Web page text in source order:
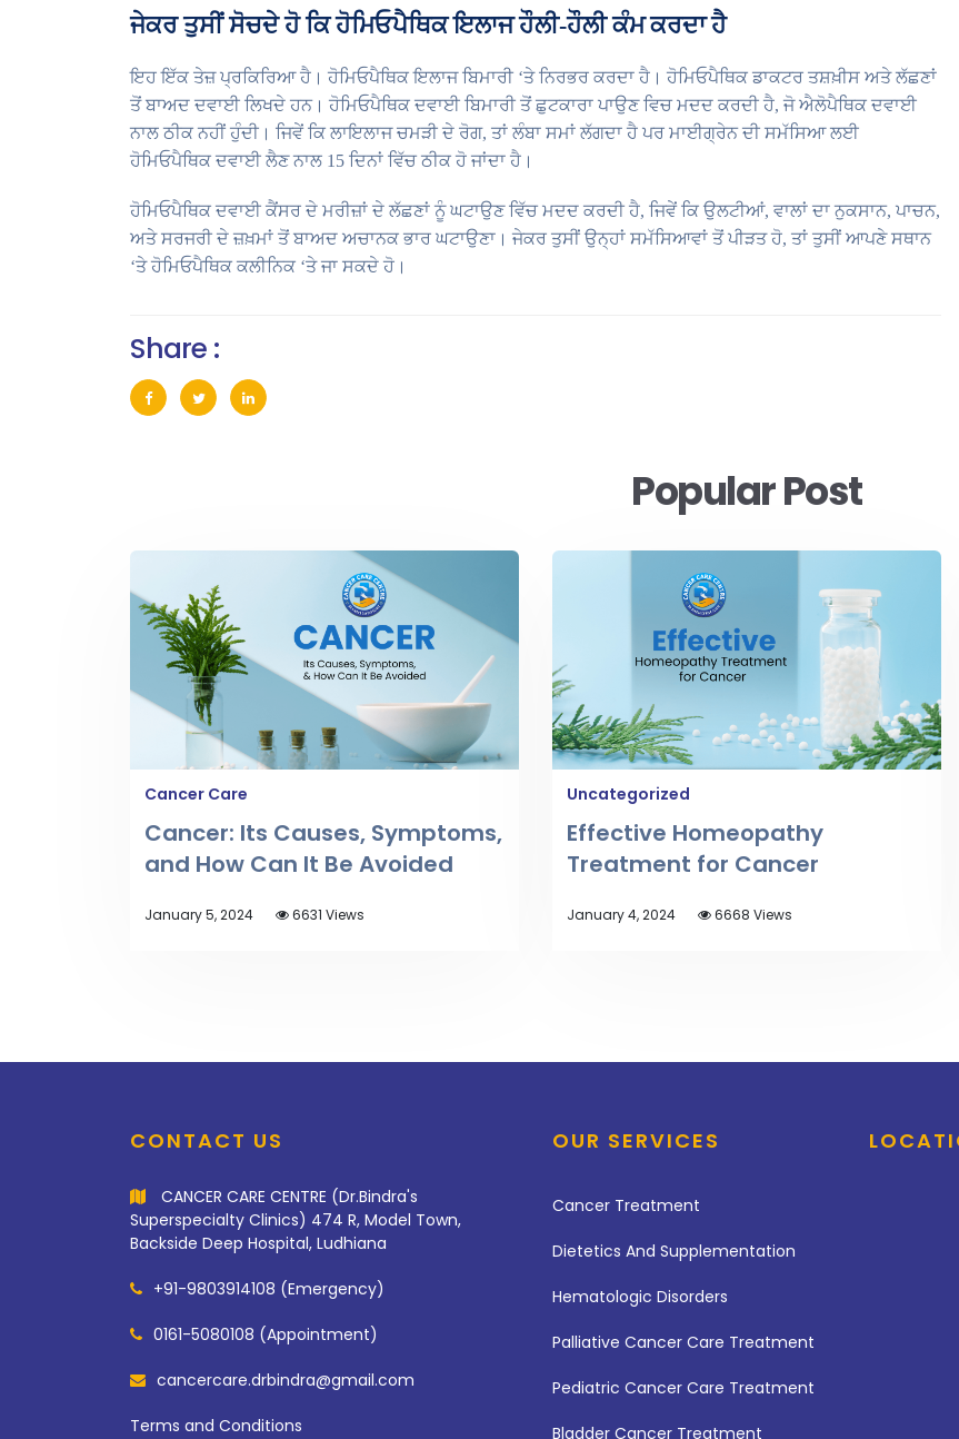
ਜੇਕਰ ਤੁਸੀਂ ਸੋਚਦੇ ਹੋ ਕਿ ਹੋਮਿਓਪੈਥਿਕ ਇਲਾਜ ਹੌਲੀ-ਹੌਲੀ ਕੰਮ ਕਰਦਾ ਹੈ
ਇਹ ਇੱਕ ਤੇਜ਼ ਪ੍ਰਕਿਰਿਆ ਹੈ। ਹੋਮਿਓਪੈਥਿਕ ਇਲਾਜ ਬਿਮਾਰੀ ‘ਤੇ ਨਿਰਭਰ ਕਰਦਾ ਹੈ। ਹੋਮਿਓਪੈਥਿਕ ਡਾਕਟਰ ਤਸ਼ਖ਼ੀਸ ਅਤੇ ਲੱਛਣਾਂ
ਤੋਂ ਬਾਅਦ ਦਵਾਈ ਲਿਖਦੇ ਹਨ। ਹੋਮਿਓਪੈਥਿਕ ਦਵਾਈ ਬਿਮਾਰੀ ਤੋਂ ਛੁਟਕਾਰਾ ਪਾਉਣ ਵਿਚ ਮਦਦ ਕਰਦੀ ਹੈ, ਜੋ ਐਲੋਪੈਥਿਕ ਦਵਾਈ
ਨਾਲ ਠੀਕ ਨਹੀਂ ਹੁੰਦੀ। ਜਿਵੇਂ ਕਿ ਲਾਇਲਾਜ ਚਮੜੀ ਦੇ ਰੋਗ, ਤਾਂ ਲੰਬਾ ਸਮਾਂ ਲੱਗਦਾ ਹੈ ਪਰ ਮਾਈਗ੍ਰੇਨ ਦੀ ਸਮੱਸਿਆ ਲਈ
ਹੋਮਿਓਪੈਥਿਕ ਦਵਾਈ ਲੈਣ ਨਾਲ 15 ਦਿਨਾਂ ਵਿੱਚ ਠੀਕ ਹੋ ਜਾਂਦਾ ਹੈ।
ਹੋਮਿਓਪੈਥਿਕ ਦਵਾਈ ਕੈਂਸਰ ਦੇ ਮਰੀਜ਼ਾਂ ਦੇ ਲੱਛਣਾਂ ਨੂੰ ਘਟਾਉਣ ਵਿੱਚ ਮਦਦ ਕਰਦੀ ਹੈ, ਜਿਵੇਂ ਕਿ ਉਲਟੀਆਂ, ਵਾਲਾਂ ਦਾ ਨੁਕਸਾਨ, ਪਾਚਨ,
ਅਤੇ ਸਰਜਰੀ ਦੇ ਜ਼ਖ਼ਮਾਂ ਤੋਂ ਬਾਅਦ ਅਚਾਨਕ ਭਾਰ ਘਟਾਉਣਾ। ਜੇਕਰ ਤੁਸੀਂ ਉਨ੍ਹਾਂ ਸਮੱਸਿਆਵਾਂ ਤੋਂ ਪੀੜਤ ਹੋ, ਤਾਂ ਤੁਸੀਂ ਆਪਣੇ ਸਥਾਨ
‘ਤੇ ਹੋਮਿਓਪੈਥਿਕ ਕਲੀਨਿਕ ‘ਤੇ ਜਾ ਸਕਦੇ ਹੋ।
Share :
Popular Post
Cancer Care
Cancer: Its Causes, Symptoms,
and How Can It Be Avoided
January 5, 2024 6631 Views
Uncategorized
Effective Homeopathy
Treatment for Cancer
January 4, 2024 6668 Views
CONTACT US
CANCER CARE CENTRE (Dr.Bindra's
Superspecialty Clinics) 474 R, Model Town,
Backside Deep Hospital, Ludhiana
+91-9803914108 (Emergency)
0161-5080108 (Appointment)
cancercare.drbindra@gmail.com
Terms and Conditions
OUR SERVICES
Cancer Treatment
Dietetics And Supplementation
Hematologic Disorders
Palliative Cancer Care Treatment
Pediatric Cancer Care Treatment
Bladder Cancer Treatment